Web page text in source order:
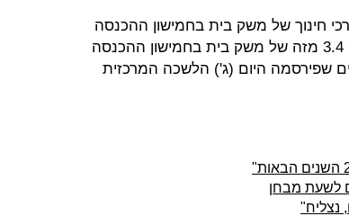
חינוך של משק בית בחמישון ההכנסה
העליון בישראל ב-2014 הייתה גדולה פי 3.4 מזה של משק בית בחמישון ההכנסה
שפירסמה היום (ג') הלשכה המרכזית
לשעת מבחן